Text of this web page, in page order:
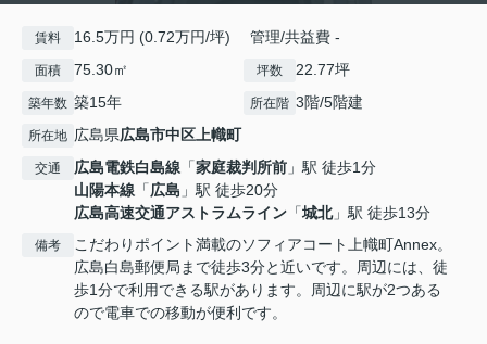
賃料 16.5万円 (0.72万円/坪) 管理/共益費 -
面積 75.30㎡ 坪数 22.77坪
築年数 築15年 所在階 3階/5階建
所在地 広島県広島市中区 上幟町
交通 広島電鉄白島線 「家庭裁判所前 」駅 徒歩1分
山陽本線 「広島 」駅 徒歩20分
広島高速交通アストラムライン 「城北」駅 徒歩13分
備考
こだわりポイント満載のソフィアコート上幟町Annex。
広島白島郵便局まで徒歩3分と近いです。周辺には、徒
歩1分で利用できる駅があります。周辺に駅が2つある
ので電車での移動が便利です。